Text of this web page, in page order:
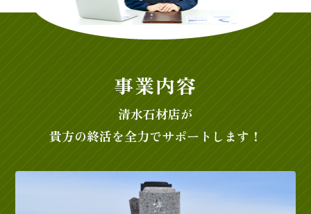
事業内容
清水石材店が
貴方の終活を全力でサポートします！